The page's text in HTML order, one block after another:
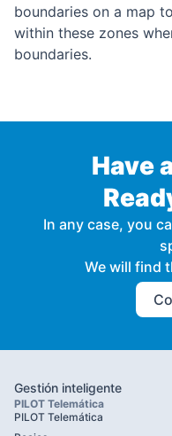
boundaries on a map
within these zones
boundaries.
Have
In any case, you
We will find
Gestión inteligente
PILOT Telemática
PILOT Telemática